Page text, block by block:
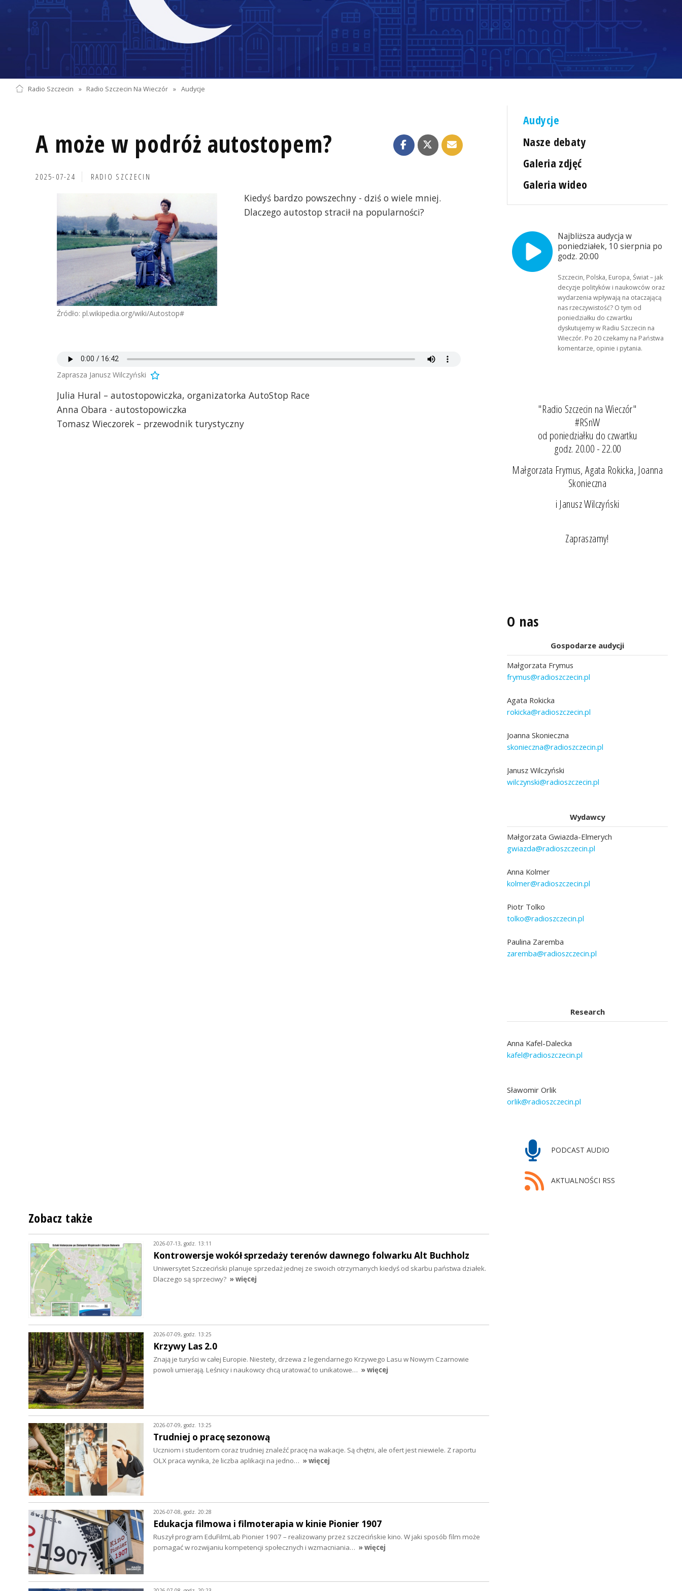
Radio Szczecin » Radio Szczecin Na Wieczór » Audycje
A może w podróż autostopem?
2025-07-24 RADIO SZCZECIN
Źródło: pl.wikipedia.org/wiki/Autostop#
Kiedyś bardzo powszechny - dziś o wiele mniej.
Dlaczego autostop stracił na popularności?
Zaprasza Janusz Wilczyński
Julia Hural – autostopowiczka, organizatorka AutoStop Race
Anna Obara - autostopowiczka
Tomasz Wieczorek – przewodnik turystyczny
Audycje
Nasze debaty
Galeria zdjęć
Galeria wideo
Najbliższa audycja w
poniedziałek, 10 sierpnia po
godz. 20:00
Szczecin, Polska, Europa, Świat – jak
decyzje polityków i naukowców oraz
wydarzenia wpływają na otaczającą
nas rzeczywistość? O tym od
poniedziałku do czwartku
dyskutujemy w Radiu Szczecin na
Wieczór. Po 20 czekamy na Państwa
komentarze, opinie i pytania.
"Radio Szczecin na Wieczór"
#RSnW
od poniedziałku do czwartku
godz. 20.00 - 22.00
Małgorzata Frymus, Agata Rokicka, Joanna
Skonieczna
i Janusz Wilczyński
Zapraszamy!
O nas
Gospodarze audycji
Małgorzata Frymus
frymus@radioszczecin.pl
Agata Rokicka
rokicka@radioszczecin.pl
Joanna Skonieczna
skonieczna@radioszczecin.pl
Janusz Wilczyński
wilczynski@radioszczecin.pl
Wydawcy
Małgorzata Gwiazda-Elmerych
gwiazda@radioszczecin.pl
Anna Kolmer
kolmer@radioszczecin.pl
Piotr Tolko
tolko@radioszczecin.pl
Paulina Zaremba
zaremba@radioszczecin.pl
Research
Anna Kafel-Dalecka
kafel@radioszczecin.pl
Sławomir Orlik
orlik@radioszczecin.pl
PODCAST AUDIO
AKTUALNOŚCI RSS
Zobacz także
2026-07-13, godz. 13:11
Kontrowersje wokół sprzedaży terenów dawnego folwarku Alt Buchholz
Uniwersytet Szczeciński planuje sprzedaż jednej ze swoich otrzymanych kiedyś od skarbu państwa działek.
Dlaczego są sprzeciwy? » więcej
2026-07-09, godz. 13:25
Krzywy Las 2.0
Znają je turyści w całej Europie. Niestety, drzewa z legendarnego Krzywego Lasu w Nowym Czarnowie
powoli umierają. Leśnicy i naukowcy chcą uratować to unikatowe… » więcej
2026-07-09, godz. 13:25
Trudniej o pracę sezonową
Uczniom i studentom coraz trudniej znaleźć pracę na wakacje. Są chętni, ale ofert jest niewiele. Z raportu
OLX praca wynika, że liczba aplikacji na jedno… » więcej
2026-07-08, godz. 20:28
Edukacja filmowa i filmoterapia w kinie Pionier 1907
Ruszył program EduFilmLab Pionier 1907 – realizowany przez szczecińskie kino. W jaki sposób film może
pomagać w rozwijaniu kompetencji społecznych i wzmacniania… » więcej